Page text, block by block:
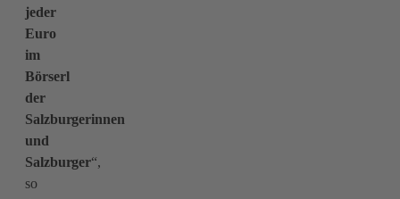
jeder
Euro
im
Börserl
der
Salzburgerinnen
und
Salzburger“,
so